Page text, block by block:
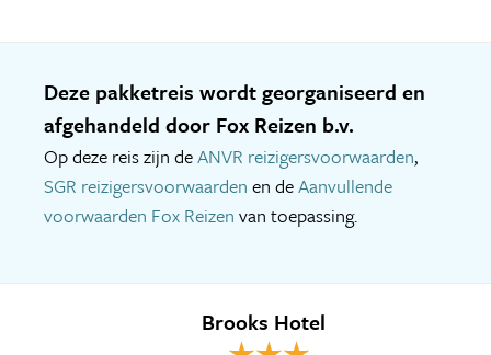
Deze pakketreis wordt georganiseerd en
afgehandeld door Fox Reizen b.v.
Op deze reis zijn deANVR reizigersvoorwaarden,
SGR reizigersvoorwaarden en deAanvullende
voorwaarden Fox Reizen van toepassing.
Brooks Hotel